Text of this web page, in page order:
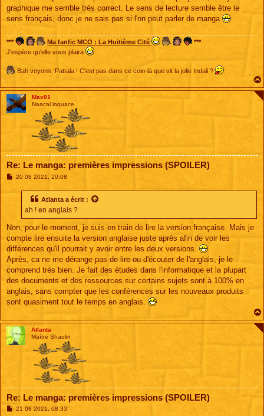
g
graphique me semble très correct. Le sens de lecture semble être le
sens français, donc je ne sais pas si l'on peut parler de manga
*** Ma fanfic MCO : La Huitième Cité
***
J'espère qu'elle vous plaira
Bah voyons, Pattala ! C'est pas dans ce coin-là que vit la jolie Indali ?
Max01
Naacal loquace
Re: Le manga: premières impressions (SPOILER)
M20 08 2021, 20:08
Atlanta a écrit :
ah ! en anglais ?
Non, pour le moment, je suis en train de lire la version française. Mais je
compte lire ensuite la version anglaise juste après afin de voir les
différences qu'il pourrait y avoir entre les deux versions.
Après, ca ne me dérange pas de lire ou d'écouter de l'anglais, je le
comprend très bien. Je fait des études dans l'informatique et la plupart
des documents et des ressources sur certains sujets sont à 100% en
anglais, sans compter que les conférences sur les nouveaux produits
sont quasiment tout le temps en anglais.
Atlanta
Maître Shaolin
Re: Le manga: premières impressions (SPOILER)
M21 08 2021, 08:33